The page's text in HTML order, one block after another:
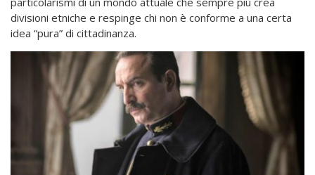
divisioni etniche e respinge chi non è conforme a una certa
idea “pura” di cittadinanza.